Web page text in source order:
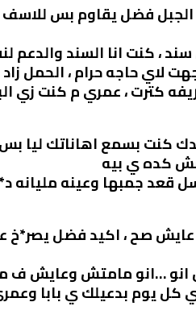
فضل يقاوم بس
، كنت انا السند والدعم
حاجه حرام ، الحمل
كترت ، عمري م كنت زي
كنت بسمع اهاناتك
كده ي بيه
قعد جمبها وعينه
عايش صح ، اكيد فضل
انو …انو مامتش وعايش
كل يوم بدعيلك ي بابا